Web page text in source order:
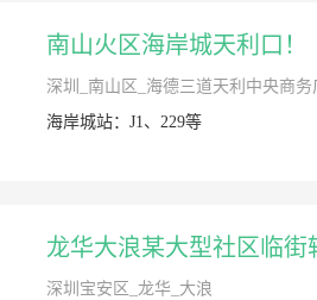
南山火区海岸城天利口！
深圳_南山区_海德三道天利中央商务
海岸城站：J1、229等
龙华大浪某大型社区临街
深圳宝安区_龙华_大浪